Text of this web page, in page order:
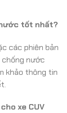
tốt nhất?
các phiên bản
nước
khảo thông tin
xe CUV